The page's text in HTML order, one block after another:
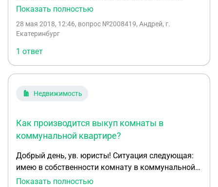
собственности. Вторая комната в муниципальной
по договору социального найма один человек. В
являюсь, проживаю в другой своей квартире.
Вопрос: - Имею ли я право каким-нибудь образом
выкупить у муниципалитета вторую комнату? -
имею ли я право сдать свою комнату в аренду
без каких-либо согласований с муниципалитетом
человеком? - могу ли я купить равноценную
комнату в данном районе и обменять ее на
Цель: объединить комнату мою и муниципальную
в единую квартиру частной собственности.
Спасибо!
Показать полностью
28 мая 2018, 12:46, вопрос №2008419, Андрей, г.
Екатеринбург
1 ответ
Недвижимость
Как производится выкуп комнаты в
коммунальной квартире?
Добрый день, ув. юристы! Ситуация следующая:
имею в собственности комнату в коммунальной
квартире, прописаны двое я и мой отец общая
Показать полностью